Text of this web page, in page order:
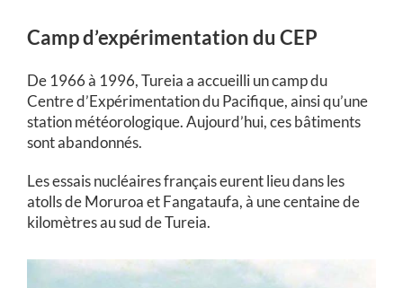
Camp d’expérimentation du CEP
De 1966 à 1996, Tureia a accueilli un camp du
Centre d’Expérimentation du Pacifique, ainsi qu’une
station météorologique. Aujourd’hui, ces bâtiments
sont abandonnés.
Les essais nucléaires français eurent lieu dans les
atolls de Moruroa et Fangataufa, à une centaine de
kilomètres au sud de Tureia.